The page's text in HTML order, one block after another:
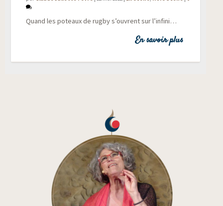
Quand les poteaux de rug­by s’ouvrent sur l’infini…
En savoir plus